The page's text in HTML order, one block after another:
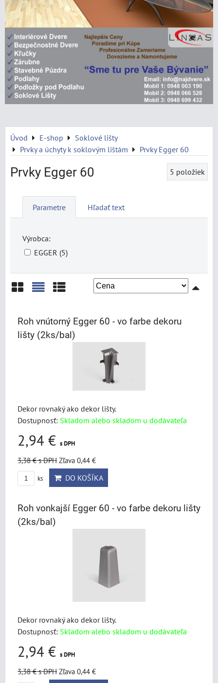
Úvod E-shop
Soklové lišty
Prvky a úchyty k soklovým lištám
Prvky Egger 60
Prvky Egger 60 5 položiek
Parametre Hľadať text
Výrobca:
EGGER (5)
Roh vnútorný Egger 60 - vo farbe dekoru
lišty (2ks/bal)
Dekor rovnaký ako dekor lišty.
Dostupnosť: Skladom alebo skladom u dodávateľa
2,94 € s DPH
3,38 €s DPH Zľava 0,44 €
ks DO KOŠÍKA
Roh vonkajší Egger 60 - vo farbe dekoru lišty
(2ks/bal)
Dekor rovnaký ako dekor lišty.
Dostupnosť: Skladom alebo skladom u dodávateľa
2,94 € s DPH
3,38 €s DPH Zľava 0,44 €